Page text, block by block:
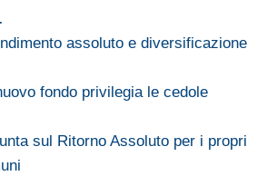
assoluto e diversificazione
fondo privilegia le cedole
sul Ritorno Assoluto per i propri